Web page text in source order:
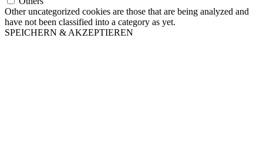
Other uncategorized cookies are those that are being analyzed and
have not been classified into a category as yet.
SPEICHERN & AKZEPTIEREN